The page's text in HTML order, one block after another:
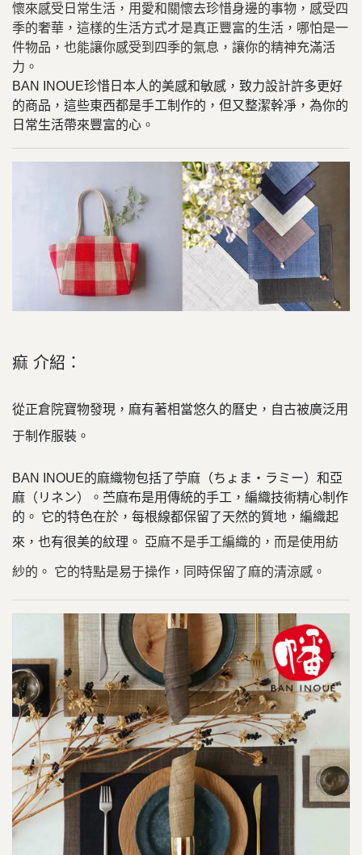
懷來感受日常生活，用愛和關懷去珍惜身邊的事物，感受四
季的奢華，這樣的生活方式才是真正豐富的生活，哪怕是一
件物品，也能讓你感受到四季的氣息，讓你的精神充滿活
力。
BAN INOUE珍惜日本人的美感和敏感，致力設計許多更好
的商品，這些東西都是手工制作的，但又整潔幹凈，為你的
日常生活帶來豐富的心 。
痲 介紹：
從正倉院寶物發現，麻有著相當悠久的曆史，自古被廣泛用
于制作服裝。
BAN INOUE的麻織物包括了苧麻（ちょま・ラミー）和亞
麻（リネン）。苎麻布是用傳統的手工，編織技術精心制作
的。 它的特色在於，每根線都保留了天然的質地，編織起
來，也有很美的紋理。
亞麻不是手工編織的，而是使用紡
紗的。 它的特點是易于操作，同時保留了麻的清涼感。